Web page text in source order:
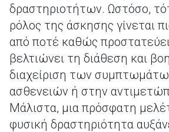
δραστηριοτήτων. Ωστόσο,
ρόλος της άσκησης γίνεται
από ποτέ καθώς
βελτιώνει τη διάθεση και
διαχείριση των
ασθενειών ή στην
Μάλιστα, μια πρόσφατη
φυσική δραστηριότητα